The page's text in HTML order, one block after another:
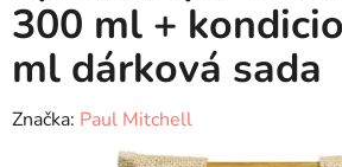
300 ml +
ml dárková sada
Značka: Paul Mitchell